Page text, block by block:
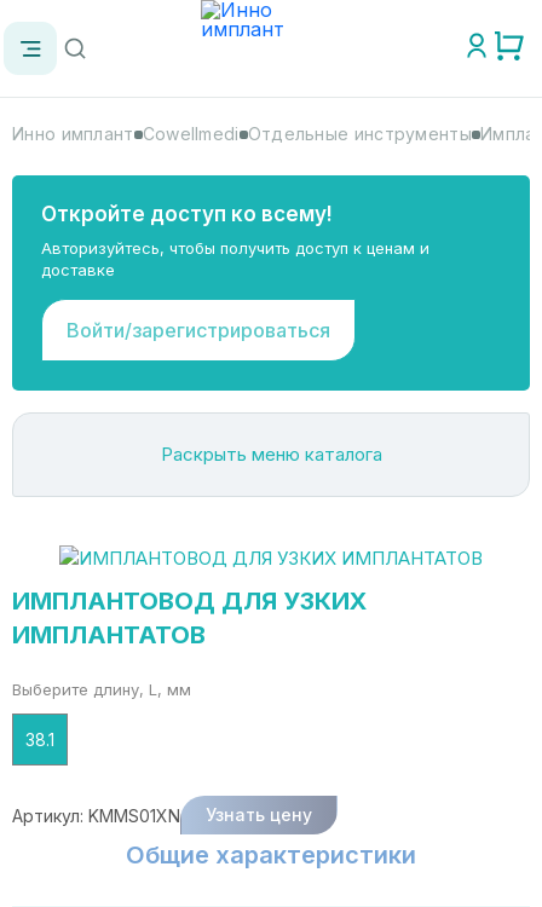
Инно имплант Cowellmedi Отдельные инструменты
Откройте доступ ко всему!
Авторизуйтесь, чтобы получить доступ к ценам и
доставке
Войти/зарегистрироваться
Раскрыть меню каталога
ИМПЛАНТОВОД ДЛЯ УЗКИХ
ИМПЛАНТАТОВ
Выберите длину, L, мм
38.1
Артикул: KMMS01XN Узнать цену
Общие характеристики